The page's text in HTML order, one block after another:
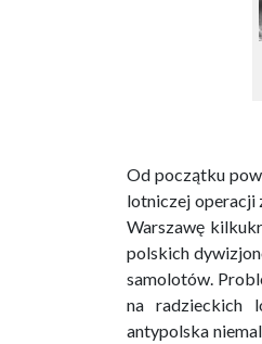
Od początku
lotniczej operacji
Warszawę
polskich
samolotów.
na radzieckich
antypolska